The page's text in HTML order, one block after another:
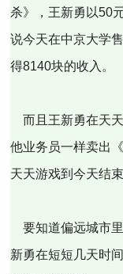
杀》，王新勇以50
说今天在中京大学
得8140块的收入。
而且王新勇在天
他业务员一样卖出
天天游戏到今天结
要知道偏远城市
新勇在短短几天时